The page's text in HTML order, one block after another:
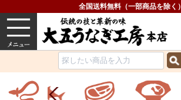
全国送料無料（一部商品を除く）
うなぎ 内祝い